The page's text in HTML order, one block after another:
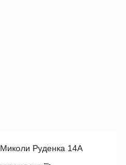
Руденка 14А